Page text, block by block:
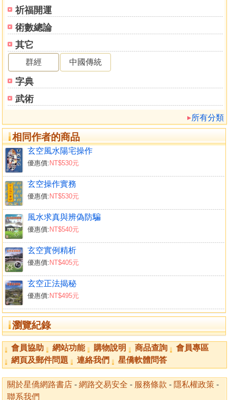
祈福開運
術數總論
其它
群經 中國傳統
字典
武術
所有分類
相同作者的商品
玄空風水陽宅操作
優惠價: NT$530元
玄空操作實務
優惠價: NT$530元
風水求真與辨偽防騙
優惠價: NT$540元
玄空實例精析
優惠價: NT$405元
玄空正法揭秘
優惠價: NT$495元
瀏覽紀錄
愛促進萬物之間和諧共存有序發展。
︽道德經︾又雲：﹁道大，天大，地大，人亦大。域中有四
大，而王居其一焉。﹂人之所以為大，乃因人是萬物之靈，
能夠通過運用思維，效法天地啟迪智慧，遵循陰陽變化規
律，最大限度發揮主觀能動性來實現人生價值的最大化。我
們亦需明白，人的意識是每時每刻都在發生著變化，若沒有
良知作為指引，人生就會失去方向，以致隨心所欲地做出逾
越規矩，甚則觸犯法律的行為，這樣就罪莫大焉。所以，老
子認為唯有以道義為王︵注：此王，既非掌權者，更非獨裁
者，而是指君子和公民︶的人，才稱得上是域中四大之一。
至於那些違道昧德、棄義悖理的無恥之徒，早已喪失尊嚴、
丟失人格，淪為空有皮囊的行屍走肉。
︽常清靜經︾雲：﹁眾生所以不得真道者，為有妄心。既有
妄心，即驚其神。既驚其神，即著萬物。既著萬物，即生貪
求。既生貪求，即是煩惱。煩惱妄想，憂苦身心，便遭濁
辱，流浪生死，長沉苦海，永失真道。﹂太上老君告誡世
人，妄念貪欲是產生煩惱、深陷苦難的禍根，是蒙蔽心性、
出賣靈魂的罪因，這種人若沒有迷途知返、懺悔改過的話，
將會永遠失去大道的滋養，終究難逃恢恢天網落個直墮地獄
的下場。
以上所述，是人人皆能明瞭的常識，可惜如此至簡的大道之
理，世人因心擾欲牽使自己的清淨本性被三毒六欲蒙蔽和侵
蝕，以致棄簡從繁做出背道而馳的愚行。
那麼，如何澄其心、遣其欲呢？唯有開智與悟道。智如何
開？智者從知從日，日為太陽、為中心、為上天、為光明，
唯以遵循天道法則、尊重天賦人權，才能破開迷障把所學的
知識服務于人文以化天下、打開心量把覺醒的良知推廣至人
倫來守五常，依此努力必可使自己閃耀出人性的光芒。
悟道二字從構造看是：反觀吾心、首察見行，當我們用眼睛
﹁向內洞觀自己的陰暗心理，向外洞察社會的黑暗現象﹂時
無厭之欲、非分之念，也就﹁我心複放光明、行為重現剛
會員協助 網站功能 購物說明 商品查詢
會員專區
網頁及郵件問題
連絡我們 星僑軟體問答
關於星僑網路書店 - 網路交易安全 - 服務條款 - 隱私權政策 -
聯系我們